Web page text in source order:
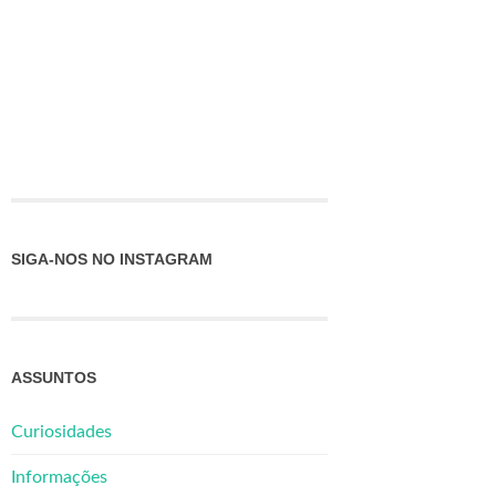
SIGA-NOS NO INSTAGRAM
ASSUNTOS
Curiosidades
Informações